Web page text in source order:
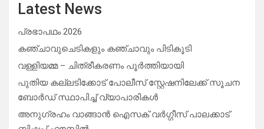
Latest News
പ്രഭാപഥം 2026
കഞ്ചാവുചെടികളും കഞ്ചാവും പിടികൂടി
വള്ളിയമ്മ – ചിത്രീകരണം പൂർത്തിയായി
പുതിയ കല്ലടിക്കോട് പോലീസ് സ്റ്റേഷനിലേക്ക് സൂചന
ബോർഡ് സ്ഥാപിച്ച് വ്യാപാരികൾ
അനുഗ്രഹം വാങ്ങാൻ ഐസക് വര്‍ഗ്ഗീസ് പാലക്കാട്